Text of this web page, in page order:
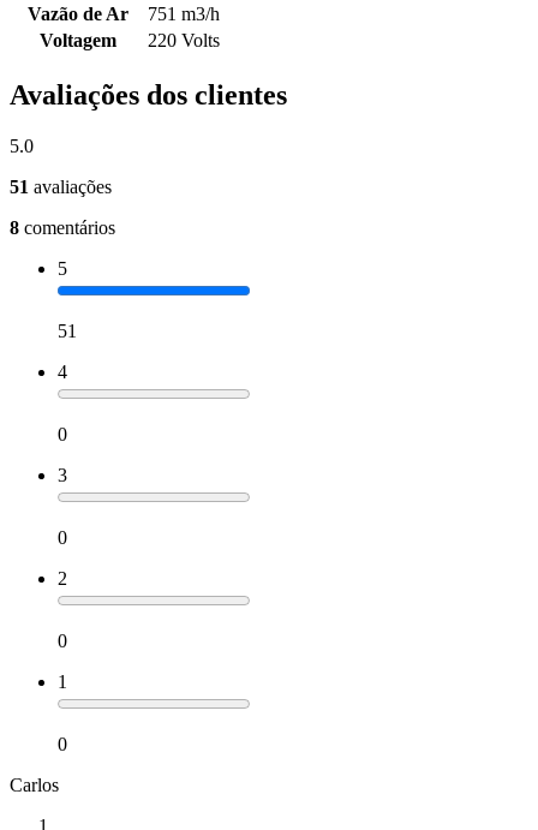
Vazão de Ar
751 m3/h
Voltagem
220 Volts
Avaliações dos clientes
5.0
51 avaliações
8 comentários
5
51
4
0
3
0
2
0
1
0
Carlos